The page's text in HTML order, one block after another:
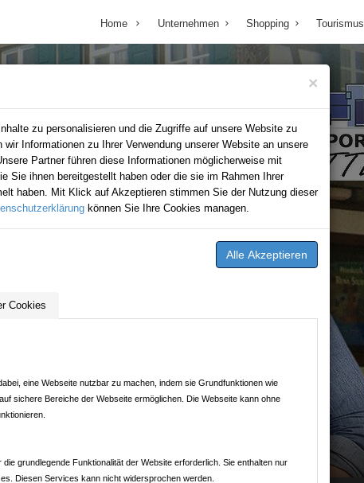
×
zu personalisieren und die Zugriffe auf unsere Website zu
wir Informationen zu Ihrer Verwendung unserer Website an unsere
Partner führen diese Informationen möglicherweise mit
Sie ihnen bereitgestellt haben oder die sie im Rahmen Ihrer
haben. Mit Klick auf Akzeptieren stimmen Sie der Nutzung dieser
können Sie Ihre Cookies managen.
Cookies
eine Webseite nutzbar zu machen, indem sie Grundfunktionen wie
sichere Bereiche der Webseite ermöglichen. Die Webseite kann ohne
grundlegende Funktionalität der Website erforderlich. Sie enthalten nur
Diesen Services kann nicht widersprochen werden.
Home Unternehmen Shopping Tourismus
BRETTEN